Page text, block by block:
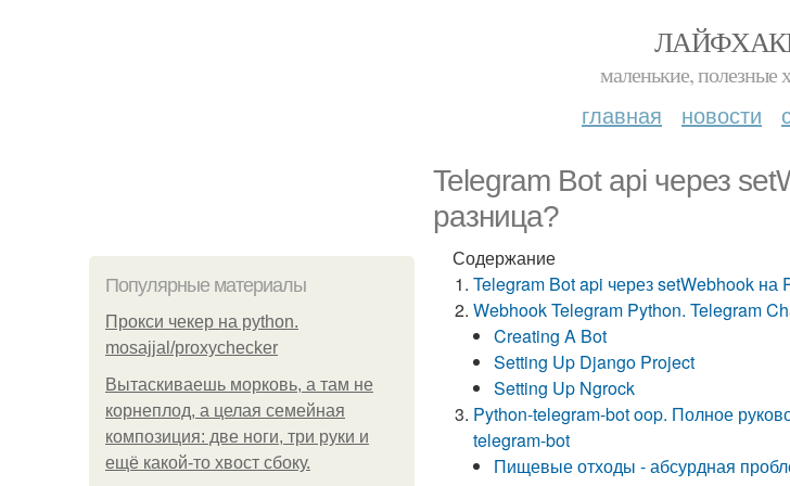
маленькие, полезные
главная новости
Telegram Bot api через
разница?
Популярные материалы
Прокси чекер на python.
mosajjal/proxychecker
Вытаскиваешь морковь, а там не
корнеплод, а целая семейная
композиция: две ноги, три руки и
ещё какой-то хвост сбоку.
Содержание
Telegram Bot api через setWebhook на
Webhook Telegram Python. Telegram
Creating A Bot
Setting Up Django Project
Setting Up Ngrock
Python-telegram-bot oop. Полное
telegram-bot
Пищевые отходы - абсурдная